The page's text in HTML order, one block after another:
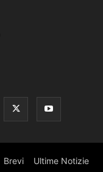
Brevi Ultime Notizie